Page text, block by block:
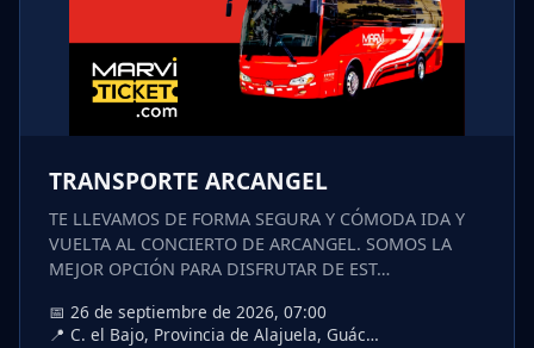
TRANSPORTE ARCANGEL
TE LLEVAMOS DE FORMA SEGURA Y CÓMODA IDA Y
VUELTA AL CONCIERTO DE ARCANGEL. SOMOS LA
MEJOR OPCIÓN PARA DISFRUTAR DE EST…
📅 26 de septiembre de 2026, 07:00
📍 C. el Bajo, Provincia de Alajuela, Guác…